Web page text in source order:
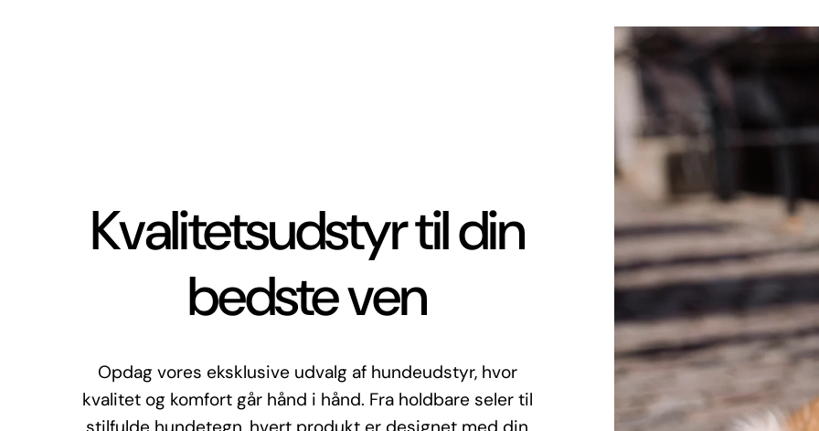
Kvalitetsudstyr til din
bedste ven
Opdag vores eksklusive udvalg af hundeudstyr, hvor
kvalitet og komfort går hånd i hånd. Fra holdbare seler til